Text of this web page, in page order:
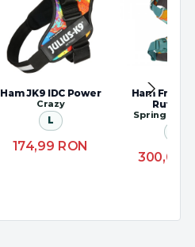
Ham JK9 IDC Power
Crazy
L
174,99 RON
Ham Front
Spring
300,00